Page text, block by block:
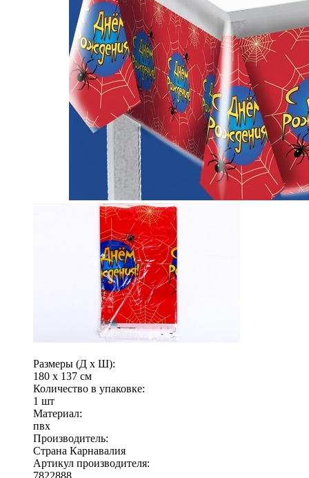
Размеры (Д x Ш):
180 x 137 см
Количество в упаковке:
1 шт
Материал:
пвх
Производитель:
Страна Карнавалия
Артикул производителя:
7822888